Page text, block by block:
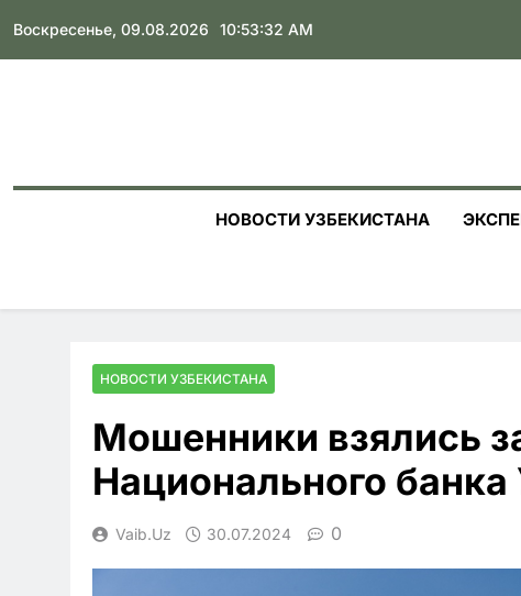
to
content
Воскресенье, 09.08.2026 10:53:34 AM
НОВОСТИ УЗБЕКИСТАНА
НОВОСТИ УЗБЕКИСТАНА
Мошенники взялись
Национального банка
Vaib.uz 30.07.2024 0